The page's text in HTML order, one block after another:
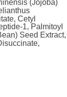
為準，若有關於
「AFTEE先享後付
home
付」服務完成之交
關給付款項請求債
(Jojoba)
Cetyl
1, Palmitoyl
Seed Extract,